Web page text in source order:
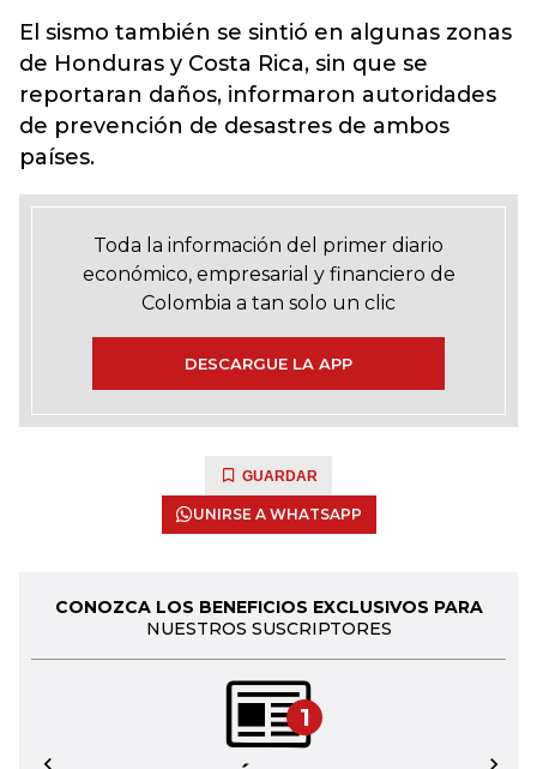
El sismo también se sintió en algunas zonas
de Honduras y Costa Rica, sin que se
reportaran daños, informaron autoridades
de prevención de desastres de ambos
países.
Toda la información del primer diario
económico, empresarial y financiero de
Colombia a tan solo un clic
DESCARGUE LA APP
GUARDAR
UNIRSE A WHATSAPP
CONOZCA LOS BENEFICIOS EXCLUSIVOS PARA
NUESTROS SUSCRIPTORES
1